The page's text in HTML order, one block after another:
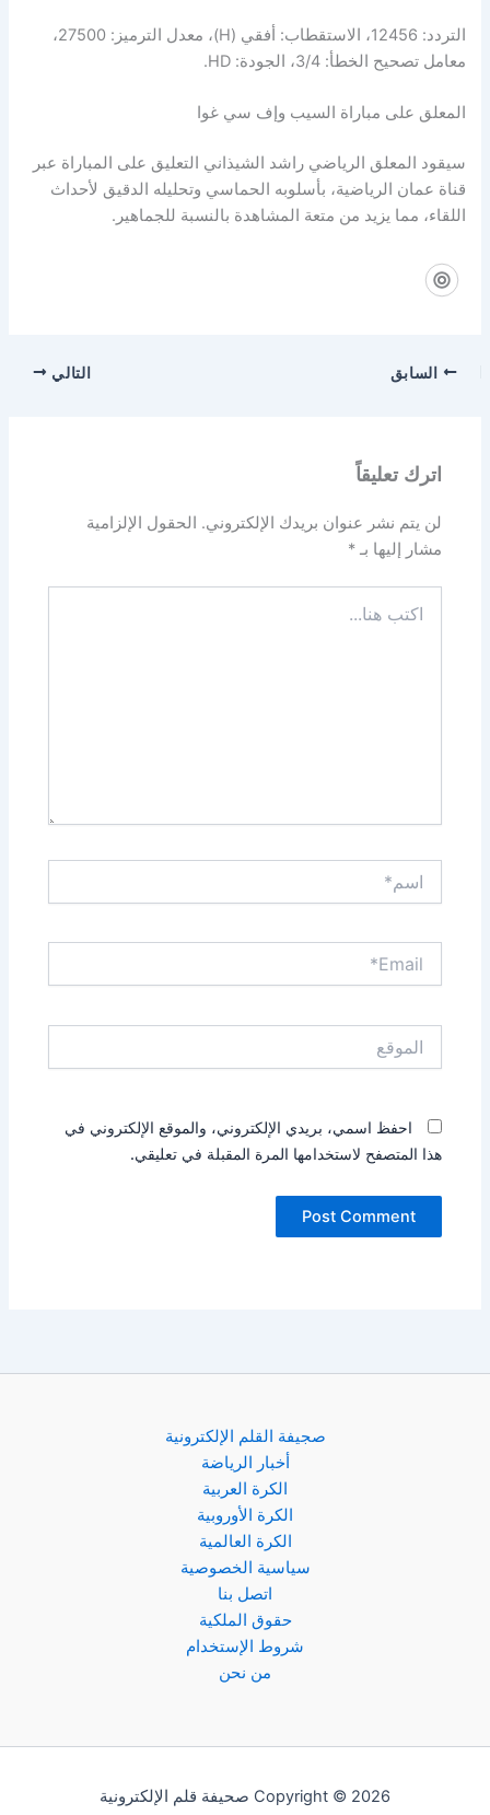
التردد: 12456، الاستقطاب: أفقي (H)، معدل الترميز: 27500،
معامل تصحيح الخطأ: 3/4، الجودة: HD.
المعلق على مباراة السيب وإف سي غوا
سيقود المعلق الرياضي راشد الشيذاني التعليق على المباراة عبر
قناة عمان الرياضية، بأسلوبه الحماسي وتحليله الدقيق لأحداث
اللقاء، مما يزيد من متعة المشاهدة بالنسبة للجماهير.
السابق التالي
اترك تعليقاً
لن يتم نشر عنوان بريدك الإلكتروني. الحقول الإلزامية
مشار إليها بـ*
هنا...
احفظ اسمي، بريدي الإلكتروني، والموقع الإلكتروني في
هذا المتصفح لاستخدامها المرة المقبلة في تعليقي.
صجيفة القلم الإلكترونية
أخبار الرياضة
الكرة العربية
الكرة الأوروبية
الكرة العالمية
سياسية الخصوصية
اتصل بنا
حقوق الملكية
شروط الإستخدام
من نحن
Copyright © 2026 صحيفة قلم الإلكترونية